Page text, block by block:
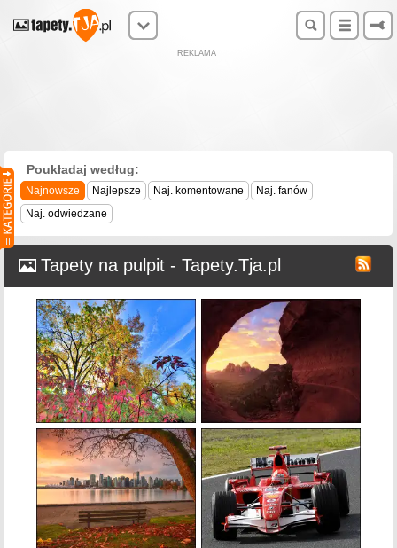
REKLAMA
Poukładaj według:
Najnowsze Najlepsze Naj. komentowane
Naj. fanów
Naj. odwiedzane
Tapety na pulpit - Tapety.Tja.pl